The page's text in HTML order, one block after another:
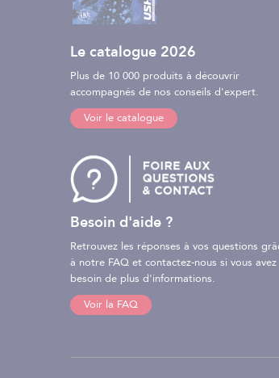
Le catalogue 2026
Plus de 10 000 produits à découvrir
accompagnés de nos conseils d'expert.
Voir le catalogue
Besoin d'aide ?
Retrouvez les réponses à vos questions
à notre FAQ et contactez-nous si vous avez
besoin de plus d'informations.
Voir la FAQ